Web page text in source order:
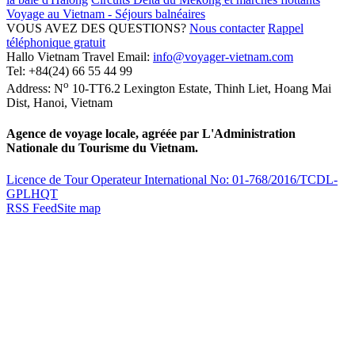
Voyage au Vietnam - Séjours balnéaires
VOUS AVEZ DES QUESTIONS? Nous contacter Rappel
téléphonique gratuit
Hallo Vietnam Travel Email: info@voyager-vietnam.com
Tel: +84(24) 66 55 44 99
Address: No 10-TT6.2 Lexington Estate, Thinh Liet, Hoang Mai
Dist, Hanoi, Vietnam
Agence de voyage locale, agréée par L'Administration
Nationale du Tourisme du Vietnam.
Licence de Tour Operateur International No: 01-768/2016/TCDL-
GPLHQT
RSS FeedSite map